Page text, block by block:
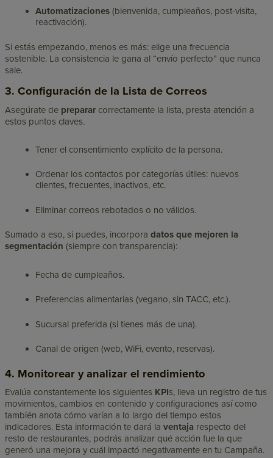
Automatizaciones (bienvenida, cumpleaños, post-visita,
reactivación).
Si estás empezando, menos es más: elige una frecuencia
sostenible. La consistencia le gana al “envío perfecto” que nunca
sale.
3. Configuración de la Lista de Correos
Asegúrate de preparar correctamente la lista, presta atención a
estos puntos claves.
Tener el consentimiento explícito de la persona.
Ordenar los contactos por categorías útiles: nuevos
clientes, frecuentes, inactivos, etc.
Eliminar correos rebotados o no válidos.
Sumado a eso, si puedes, incorporadatos que mejoren la
segmentación (siempre con transparencia):
Fecha de cumpleaños.
Preferencias alimentarias (vegano, sin TACC, etc.).
Sucursal preferida (si tienes más de una).
Canal de origen (web, WiFi, evento, reservas).
4. Monitorear y analizar el rendimiento
Evalúa constantemente los siguientes KPIs, lleva un registro de tus
movimientos, cambios en contenido y configuraciones así como
también anota cómo varían a lo largo del tiempo estos
indicadores. Esta información te dará laventaja respecto del
resto de restaurantes, podrás analizar qué acción fue la que
generó una mejora y cuál impactó negativamente en tu Campaña.